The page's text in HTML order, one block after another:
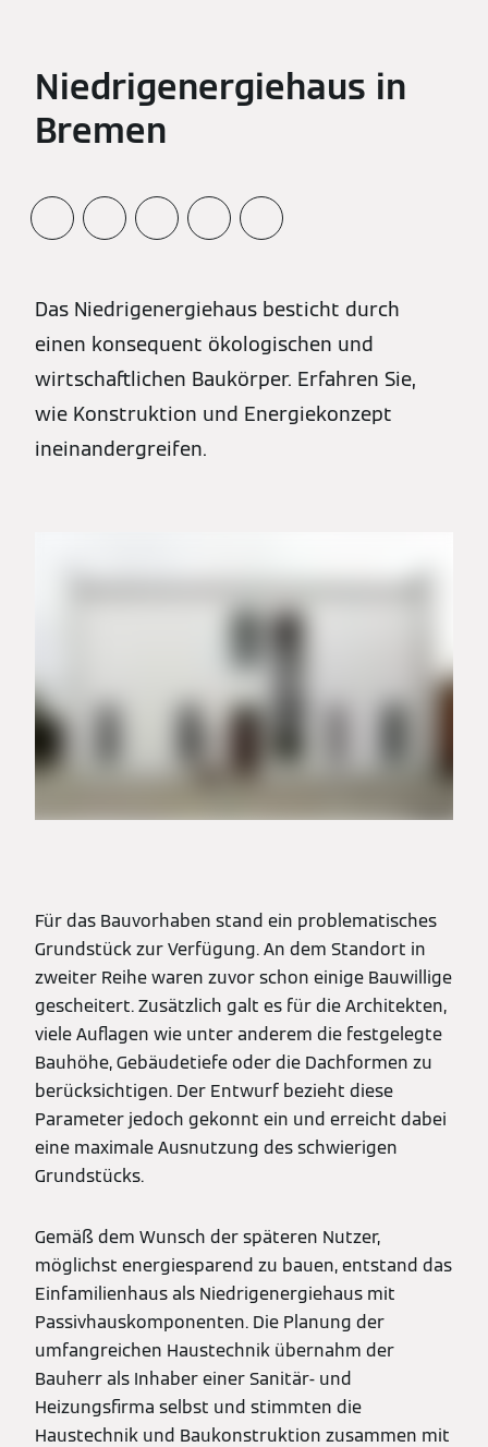
Niedrigenergiehaus in
Bremen
Das Niedrigenergiehaus besticht durch
einen konsequent ökologischen und
wirtschaftlichen Baukörper. Erfahren Sie,
wie Konstruktion und Energiekonzept
ineinandergreifen.
Für das Bauvorhaben stand ein problematisches
Grundstück zur Verfügung. An dem Standort in
zweiter Reihe waren zuvor schon einige Bauwillige
gescheitert. Zusätzlich galt es für die Architekten,
viele Auflagen wie unter anderem die festgelegte
Bauhöhe, Gebäudetiefe oder die Dachformen zu
berücksichtigen. Der Entwurf bezieht diese
Parameter jedoch gekonnt ein und erreicht dabei
eine maximale Ausnutzung des schwierigen
Grundstücks.
Gemäß dem Wunsch der späteren Nutzer,
möglichst energiesparend zu bauen, entstand das
Einfamilienhaus als Niedrigenergiehaus mit
Passivhauskomponenten. Die Planung der
umfangreichen Haustechnik übernahm der
Bauherr als Inhaber einer Sanitär- und
Heizungsfirma selbst und stimmten die
Haustechnik und Baukonstruktion zusammen mit